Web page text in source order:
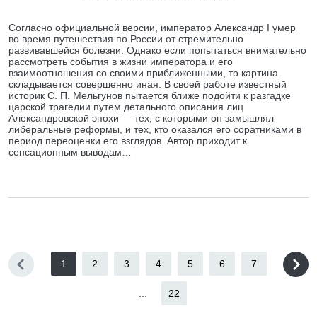
Согласно официальной версии, император Александр I умер
во время путешествия по России от стремительно
развивавшейся болезни. Однако если попытаться внимательно
рассмотреть события в жизни императора и его
взаимоотношения со своими приближенными, то картина
складывается совершенно иная. В своей работе известный
историк С. П. Мельгунов пытается ближе подойти к разгадке
царской трагедии путем детального описания лиц
Александровской эпохи — тех, с которыми он замышлял
либеральные реформы, и тех, кто оказался его соратниками в
период переоценки его взглядов. Автор приходит к
сенсационным выводам…
1 2 3 4 5 6 7
22